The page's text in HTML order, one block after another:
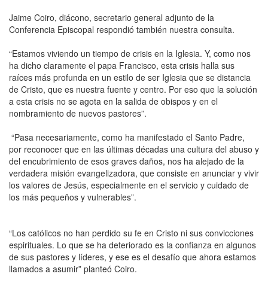
Jaime Coiro, diácono, secretario general adjunto de la
Conferencia Episcopal respondió también nuestra consulta.
“Estamos viviendo un tiempo de crisis en la Iglesia. Y, como nos
ha dicho claramente el papa Francisco, esta crisis halla sus
raíces más profunda en un estilo de ser Iglesia que se distancia
de Cristo, que es nuestra fuente y centro. Por eso que la solución
a esta crisis no se agota en la salida de obispos y en el
nombramiento de nuevos pastores”.
“Pasa necesariamente, como ha manifestado el Santo Padre,
por reconocer que en las últimas décadas una cultura del abuso y
del encubrimiento de esos graves daños, nos ha alejado de la
verdadera misión evangelizadora, que consiste en anunciar y vivir
los valores de Jesús, especialmente en el servicio y cuidado de
los más pequeños y vulnerables”.
“Los católicos no han perdido su fe en Cristo ni sus convicciones
espirituales. Lo que se ha deteriorado es la confianza en algunos
de sus pastores y líderes, y ese es el desafío que ahora estamos
llamados a asumir” planteó Coiro.